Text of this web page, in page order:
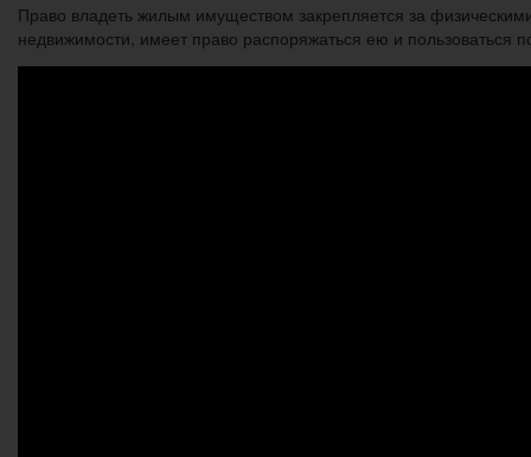
Право владеть жилым имуществом закрепляется за
недвижимости, имеет право распоряжаться ею и